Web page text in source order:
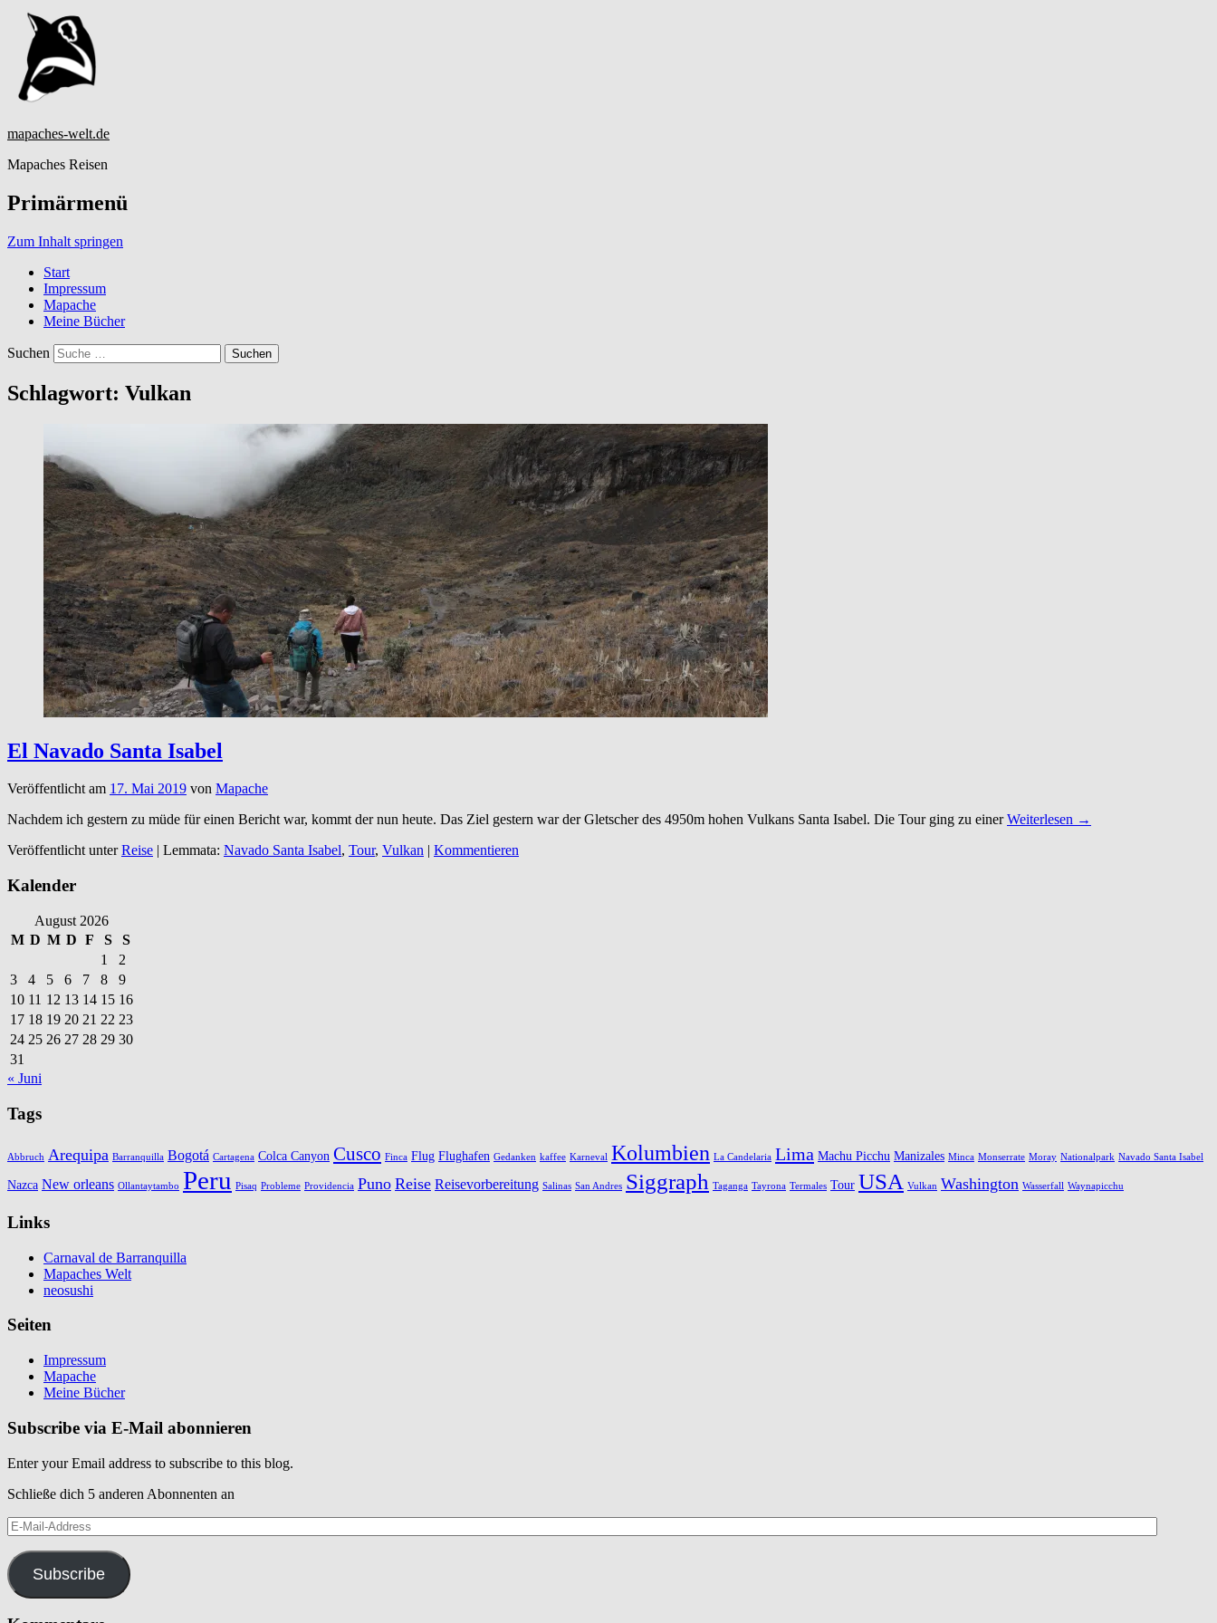
mapaches-welt.de
Mapaches Reisen
Primärmenü
Zum Inhalt springen
Start
Impressum
Mapache
Meine Bücher
Suchen
Schlagwort: Vulkan
El Navado Santa Isabel
Veröffentlicht am 17. Mai 2019 von Mapache
Nachdem ich gestern zu müde für einen Bericht war, kommt der nun heute. Das Ziel gestern war der Gletscher des 4950m hohen Vulkans Santa Isabel. Die Tour ging zu einerWeiterlesen →
Veröffentlicht unterReise | Lemmata: Navado Santa Isabel, Tour, Vulkan | Kommentieren
Kalender
August 2026
M D M D F S
S
1
2
3
4 5 6 7 8
9
10 11 12 13 14 15 16
17 18 19 20 21 22 23
24 25 26 27 28 29 30
31
« Juni
Tags
Abbruch Arequipa Barranquilla Bogotá Cartagena Colca Canyon Cusco Finca Flug Flughafen Gedanken kaffee Karneval Kolumbien La Candelaria Lima Machu Picchu Manizales Minca Monserrate Moray Nationalpark Navado Santa Isabel
Nazca New orleans Ollantaytambo Peru Pisaq Probleme Providencia Puno Reise Reisevorbereitung Salinas San Andres Siggraph Taganga Tayrona Termales Tour USA Vulkan Washington Wasserfall Waynapicchu
Links
Carnaval de Barranquilla
Mapaches Welt
neosushi
Seiten
Impressum
Mapache
Meine Bücher
Subscribe via E-Mail abonnieren
Enter your Email address to subscribe to this blog.
Schließe dich 5 anderen Abonnenten an
E-
Mail-
Address
Subscribe